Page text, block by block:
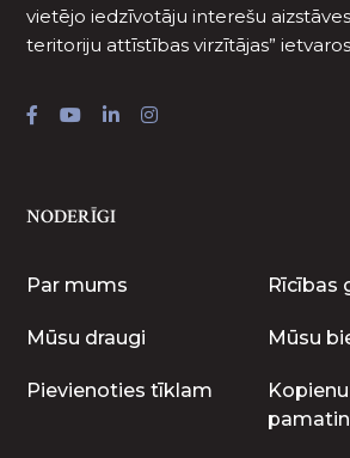
vietējo iedzīvotāju interešu
teritoriju attīstības virzītājas”
NODERĪGI
Par mums Rīcības
Mūsu draugi Mūsu
Pievienoties tīklam
Kopienu